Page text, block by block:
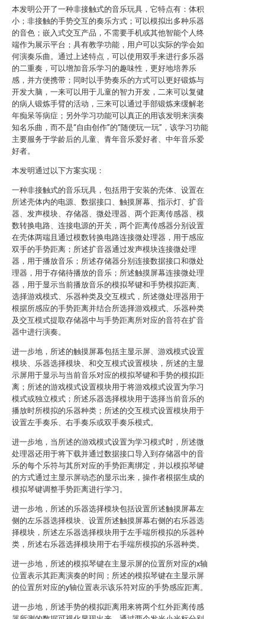
本发明公开了一种非接触式的音乐玩具，它特点有：体积
小；非接触的手势交互的奏乐方式；可以模拟出多种乐器
的音色；嵌入式交互产品，不需要手机或其他智能个人终
端作为展示平台；具有教学功能，用户可以实际的学会如
何演奏乐曲。通过上述特点，可以使用双手来进行多乐器
的二重奏，可以增加音乐学习的趣味性，更好地培养乐
感，并方便携带；同时以手势奏乐的方式可以更好锻炼与
开发大脑，一来可以用于儿童的智力开发，二来可以复健
的病人锻炼手臂的活动，三来可以通过手部锻炼来缓解老
年痴呆等病症；另外学习功能可以真正的用该发明来演奏
知名乐曲，而不是“自由创作”的“随便玩一玩”，该学习功能
主要服务于学龄后的儿童、青年音乐爱好者、中年音乐爱
好者。
本发明通过以下方案实现：
一种非接触式的音乐玩具，包括用于安装的壳体、设置在
所述壳体内的电源、数据接口、触摸屏幕、指示灯、扩音
器、发声模块、存储器、微处理器、两个距离传感器、模
数转换电路、连接电源的开关，两个距离传感器分别设置
在壳体两端且通过模数转换电路连接微处理器，用于感应
双手的手势距离；所述扩音器通过发声模块连接微处理
器，用于播放音乐；所述存储器分别连接数据接口和微处
理器，用于存储待播放的音乐；所述触摸屏幕连接微处理
器，用于显示当前播放音乐的模拟琴键和手势模拟距离、
选择游戏模式、乐器种类及交互模式，所述微处理器用于
根据所感应的手势距离并结合所选择游戏模式、乐器种类
及交互模式提取存储器中与手势距离所对应的音符在扩音
器中进行演奏。
进一步地，所述的触摸屏幕包括主显示屏、游戏模式设置
模块、乐器选择模块、和交互模式设置模块，所述的主显
示屏用于显示与当前音乐对应的模拟琴键和手势的模拟距
离；所述的游戏模式设置模块用于将游戏模式设置为学习
模式或独立模式；所述乐器选择模块用于选择当前音乐的
播放时所模拟的乐器种类；所述的交互模式设置模块用于
设置左手奏乐、右手奏乐或双手奏乐模式。
进一步地，当所述的游戏模式设置为学习模式时，所述微
处理器还用于将下载并通过数据接口导入到存储器中的音
乐的每个乐符与其所对应的手势距离绑定，并以模拟琴键
的方式通过主显示屏动态的显示出来，操作者根据生成的
模拟琴键调整手势距离进行学习。
进一步地，所述的乐器选择模块包括设置所述触摸屏幕左
侧的左乐器选择模块、设置所述触摸屏幕右侧的右乐器选
择模块，所述左乐器选择模块用于左手端所模拟的乐器种
类，所述右乐器选择模块用于右手端所模拟的乐器种类。
进一步地，所述的模拟琴键在主显示屏的位置所对应的x轴
位置表示其距离演奏的时间；所述的模拟琴键在主显示屏
的位置所对应的y轴位置表示该乐符对应的手势感应距离。
进一步地，所述手势的模拟距离用来将两个红外距离传感